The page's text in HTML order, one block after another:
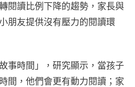
閱讀比例下降的趨勢，家長與
朋友提供沒有壓力的閱讀環
事時間」，研究顯示，當孩子
間，他們會更有動力閱讀；家